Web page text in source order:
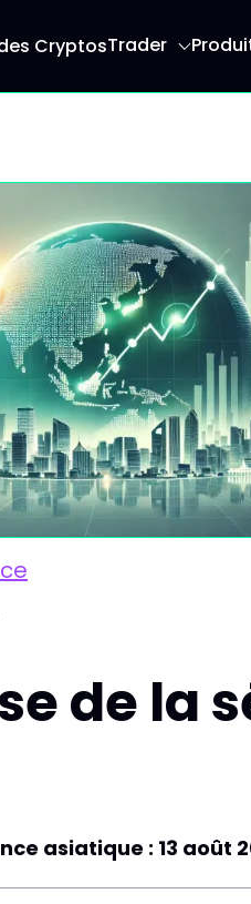
CryptosTrader
de la
asiatique : 13 août